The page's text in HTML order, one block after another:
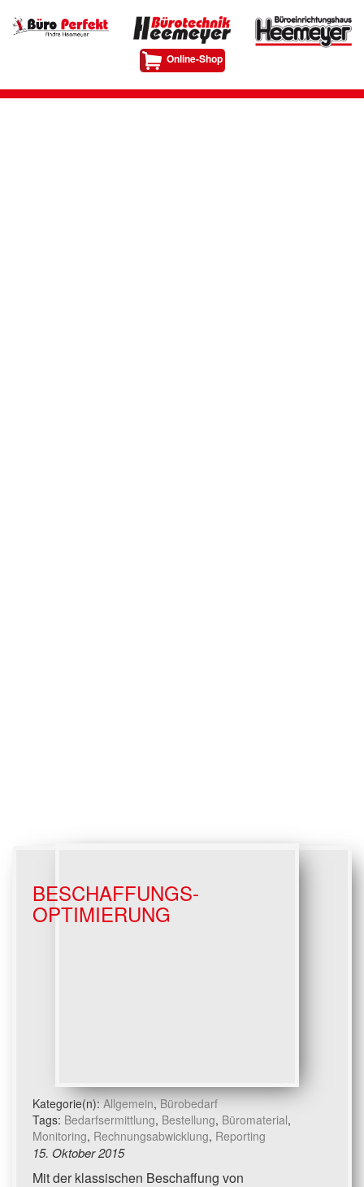
Online-Shop
BESCHAFFUNGS-
OPTIMIERUNG
Kategorie(n): Allgemein,Bürobedarf
Tags: Bedarfsermittlung, Bestellung, Büromaterial,
Monitoring, Rechnungsabwicklung, Reporting
15. Oktober 2015
Mit der klassischen Beschaffung von